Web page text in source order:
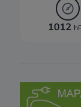
Wydział
KRS
”).
skontaktować się
a) pod adresem